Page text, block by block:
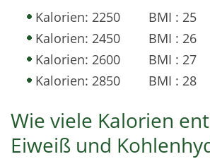
Kalorien: 2250 BMI : 25
Kalorien: 2450 BMI : 26
Kalorien: 2600 BMI : 27
Kalorien: 2850 BMI : 28
Wie viele Kalorien
Eiweiß und